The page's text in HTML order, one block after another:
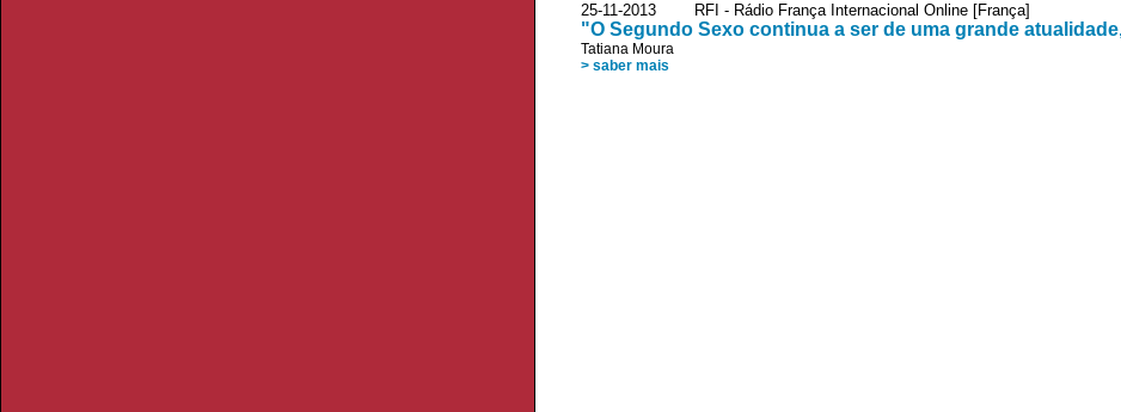
25-11-2013 RFI - Rádio França Internacional Online [França]
"O Segundo Sexo continua a ser de uma grande
Tatiana Moura
> saber mais